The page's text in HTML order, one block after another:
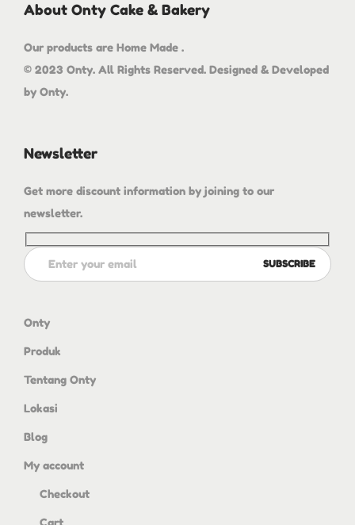
About Onty Cake & Bakery
Our products are Home Made .
© 2023 Onty. All Rights Reserved. Designed & Developed
by Onty.
Newsletter
Get more discount information by joining to our
newsletter.
Onty
Produk
Tentang Onty
Lokasi
Blog
My account
Checkout
Cart